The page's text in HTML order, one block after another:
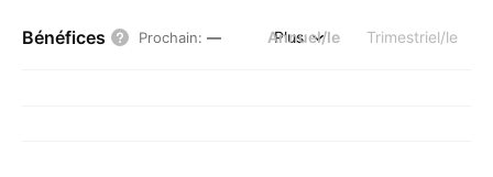
Bénéfices Prochain: — Annuel/le Trimestriel/le
Plus